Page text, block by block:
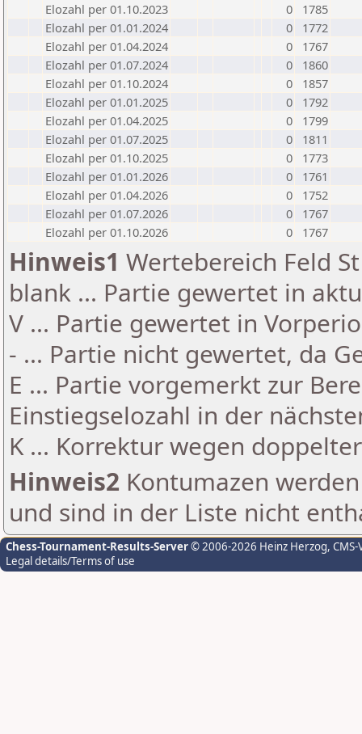
Elozahl per 01.10.2023
0
1785
Elozahl per 01.01.2024
0
1772
Elozahl per 01.04.2024
0
1767
Elozahl per 01.07.2024
0
1860
Elozahl per 01.10.2024
0
1857
Elozahl per 01.01.2025
0
1792
Elozahl per 01.04.2025
0
1799
Elozahl per 01.07.2025
0
1811
Elozahl per 01.10.2025
0
1773
Elozahl per 01.01.2026
0
1761
Elozahl per 01.04.2026
0
1752
Elozahl per 01.07.2026
0
1767
Elozahl per 01.10.2026
0 1767
Hinweis1 Wertebereich Feld
blank ... Partie gewertet in
V ... Partie gewertet in
- ... Partie nicht gewertet, da
E ... Partie vorgemerkt zur
Einstiegselozahl in der
K ... Korrektur wegen
Hinweis2 Kontumazen
und sind in der Liste nicht
Chess-Tournament-Results-Server© 2006-2026 Heinz Herzog,
Legal details/Terms of use